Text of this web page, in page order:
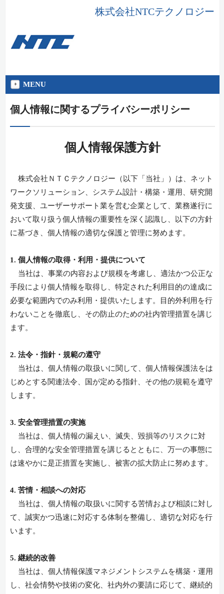
株式会社NTCテクノロジー
MENU
個人情報に関するプライバシーポリシー
個人情報保護方針
株式会社ＮＴＣテクノロジー（以下「当社」）は、ネット
ワークソリューション、システム設計・構築・運用、研究開
発支援、ユーザーサポート業を営む企業として、業務遂行に
おいて取り扱う個人情報の重要性を深く認識し、以下の方針
に基づき、個人情報の適切な保護と管理に努めます。
1. 個人情報の取得・利用・提供について
当社は、事業の内容および規模を考慮し、適法かつ公正な
手段により個人情報を取得し、特定された利用目的の達成に
必要な範囲内でのみ利用・提供いたします。目的外利用を行
わないことを徹底し、その防止のための社内管理措置を講じ
ます。
2. 法令・指針・規範の遵守
当社は、個人情報の取扱いに関して、個人情報保護法をは
じめとする関連法令、国が定める指針、その他の規範を遵守
します。
3. 安全管理措置の実施
当社は、個人情報の漏えい、滅失、毀損等のリスクに対
し、合理的な安全管理措置を講じるとともに、万一の事態に
は速やかに是正措置を実施し、被害の拡大防止に努めます。
4. 苦情・相談への対応
当社は、個人情報の取扱いに関する苦情および相談に対し
て、誠実かつ迅速に対応する体制を整備し、適切な対応を行
います。
5. 継続的改善
当社は、個人情報保護マネジメントシステムを構築・運用
し、社会情勢や技術の変化、社内外の要請に応じて、継続的